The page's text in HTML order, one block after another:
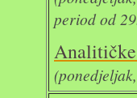
period od